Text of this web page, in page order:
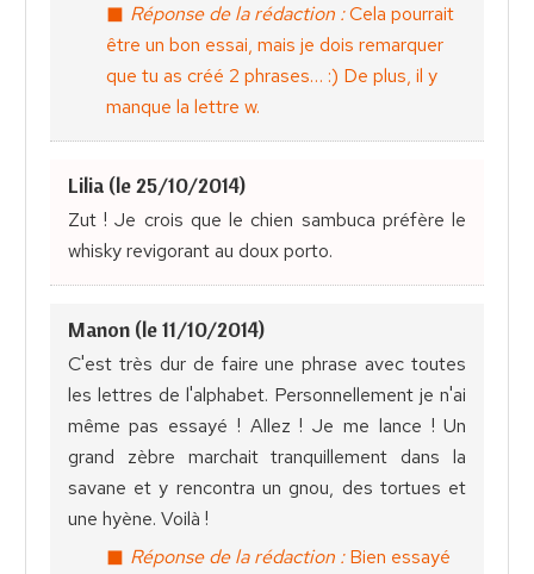
Réponse de la rédaction :Cela pourrait
être un bon essai, mais je dois remarquer
que tu as créé 2 phrases… :) De plus, il y
manque la lettre w.
Lilia (le 25/10/2014)
Zut ! Je crois que le chien sambuca préfère le
whisky revigorant au doux porto.
Manon (le 11/10/2014)
C'est très dur de faire une phrase avec toutes
les lettres de l'alphabet. Personnellement je n'ai
même pas essayé ! Allez ! Je me lance ! Un
grand zèbre marchait tranquillement dans la
savane et y rencontra un gnou, des tortues et
une hyène. Voilà !
Réponse de la rédaction :Bien essayé